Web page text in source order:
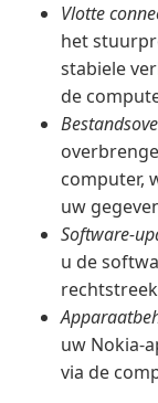
Vlotte
het
stabiele
de
computer,
uw
Software-
u de
uw Nokia-
via de